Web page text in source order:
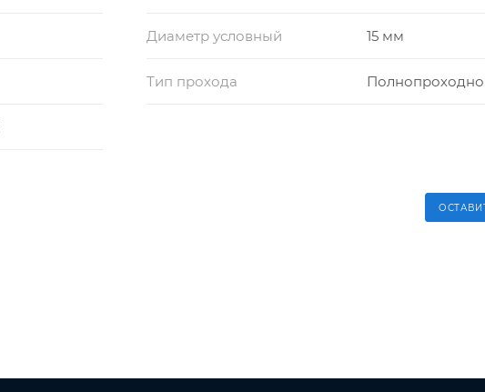
Диаметр условный 15 мм
Тип прохода